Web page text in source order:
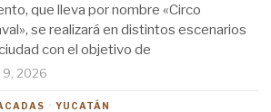
que lleva por nombre «Circo
se realizará en distintos escenarios
con el objetivo de
9, 2026
· YUCATÁN